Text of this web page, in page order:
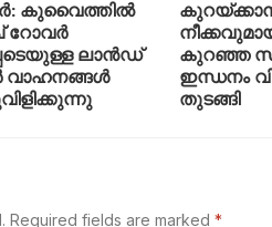
കുവൈത്തിൽ
റോവർ
ലാൻഡ്
വാഹനങ്ങൾ
കുറഞ്ഞ
ഇന്ധനം
തുടങ്ങി
Required fields are marked *